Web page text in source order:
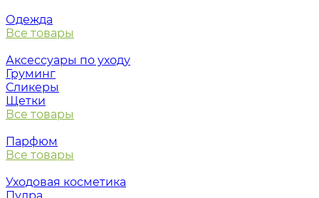
Одежда
Все товары
Аксессуары по уходу
Груминг
Сликеры
Щетки
Все товары
Парфюм
Все товары
Уходовая косметика